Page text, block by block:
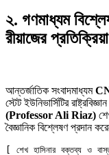
২. গণমাধ্যম
রীয়াজের প্রতিক্রিয়া
আন্তর্জাতিক সংবাদমাধ্যম
স্টেট ইউনিভার্সিটির
(Professor Ali Riaz)
বৈজ্ঞানিক বিশ্লেষণ প্রদান
[ শেখ হাসিনার বক্তব্য